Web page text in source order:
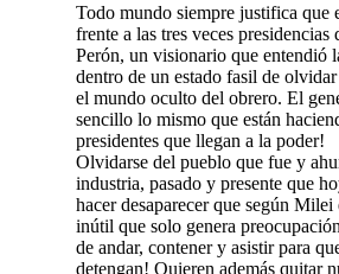
Todo mundo siempre justifica que
frente a las tres veces presidencias
Perón, un visionario que entendió
dentro de un estado fasil de
el mundo oculto del obrero. El
sencillo lo mismo que están
presidentes que llegan a la poder!
Olvidarse del pueblo que fue y
industria, pasado y presente que
hacer desaparecer que según
inútil que solo genera
de andar, contener y asistir para
detengan! Quieren además quitar